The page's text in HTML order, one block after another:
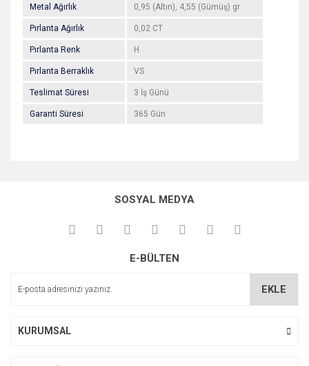
Metal Ağırlık 0,95 (Altın), 4,55 (Gümüş) gr
Pırlanta Ağırlık 0,02 CT
Pırlanta Renk H
Pırlanta Berraklık VS
Teslimat Süresi 3 İş Günü
Garanti Süresi 365 Gün
kullanarak tarafımıza iletebilirsiniz.
Görüş ve önerileriniz için teşekkür ederiz.
Ürün açıklamasında eksik bilgiler bulunuyor.
SOSYAL MEDYA
E-BÜLTEN
EKLE
KURUMSAL